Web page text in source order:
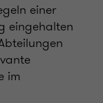
einer
eingehalten
im